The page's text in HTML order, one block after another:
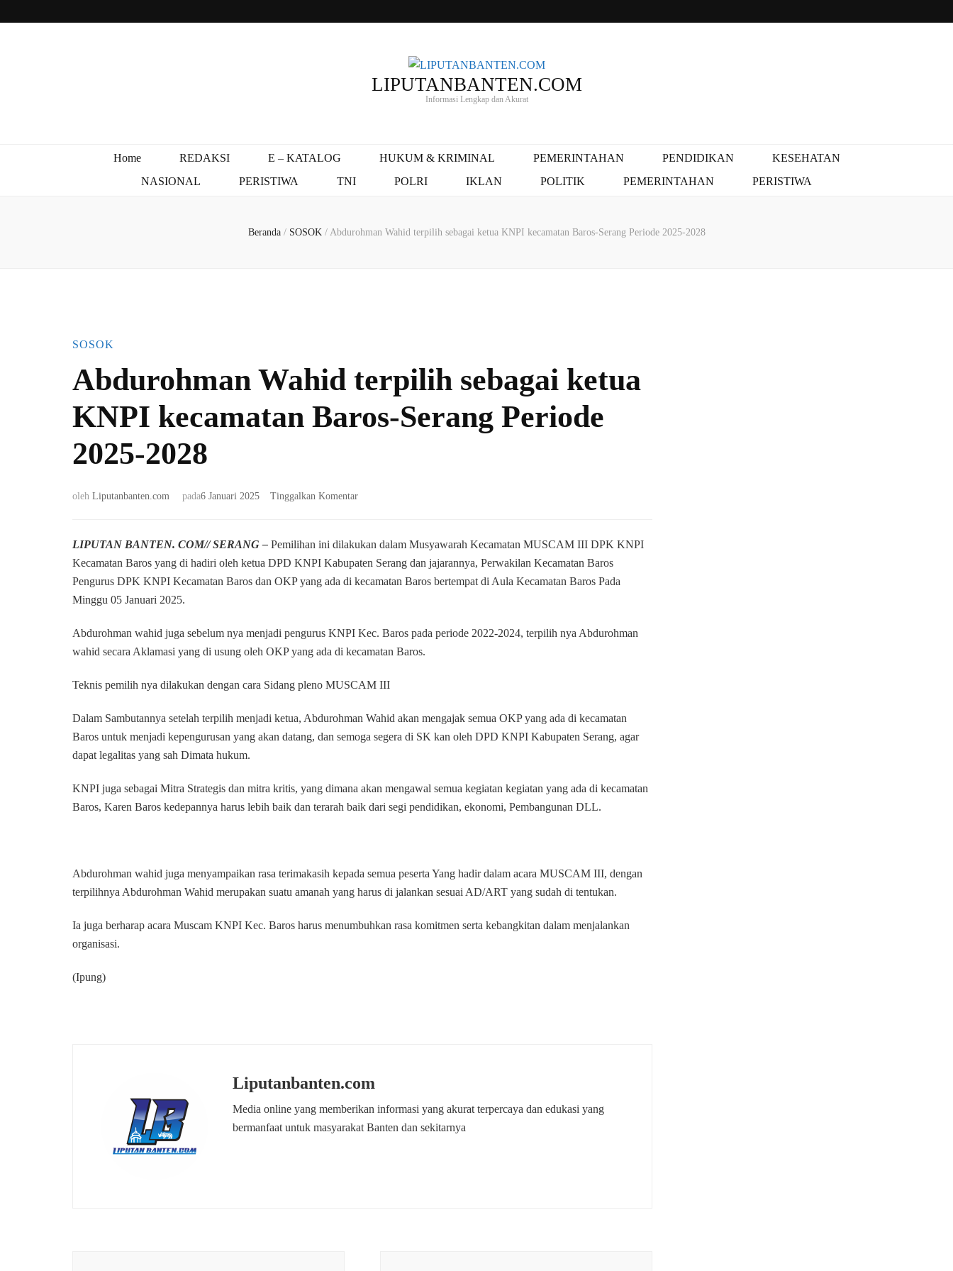
LIPUTANBANTEN.COM
Informasi Lengkap dan Akurat
Home REDAKSI E – KATALOG HUKUM & KRIMINAL PEMERINTAHAN PENDIDIKAN
KESEHATAN
NASIONAL
PERISTIWA TNI POLRI IKLAN POLITIK PEMERINTAHAN PERISTIWA
Beranda / SOSOK / Abdurohman Wahid terpilih sebagai ketua KNPI kecamatan Baros-Serang Periode 2025-2028
SOSOK
Abdurohman Wahid terpilih sebagai ketua
KNPI kecamatan Baros-Serang Periode
2025-2028
oleh Liputanbanten.com pada6 Januari 2025 Tinggalkan Komentarpada
terpilih
ketua
KNPI
Serang
LIPUTAN BANTEN. COM// SERANG – Pemilihan ini dilakukan dalam Musyawarah Kecamatan MUSCAM III DPK KNPI
Kecamatan Baros yang di hadiri oleh ketua DPD KNPI Kabupaten Serang dan jajarannya, Perwakilan Kecamatan Baros
Pengurus DPK KNPI Kecamatan Baros dan OKP yang ada di kecamatan Baros bertempat di Aula Kecamatan Baros Pada
Minggu 05 Januari 2025.
Abdurohman wahid juga sebelum nya menjadi pengurus KNPI Kec. Baros pada periode 2022-2024, terpilih nya Abdurohman
wahid secara Aklamasi yang di usung oleh OKP yang ada di kecamatan Baros.
Teknis pemilih nya dilakukan dengan cara Sidang pleno MUSCAM III
Dalam Sambutannya setelah terpilih menjadi ketua, Abdurohman Wahid akan mengajak semua OKP yang ada di kecamatan
Baros untuk menjadi kepengurusan yang akan datang, dan semoga segera di SK kan oleh DPD KNPI Kabupaten Serang, agar
dapat legalitas yang sah Dimata hukum.
KNPI juga sebagai Mitra Strategis dan mitra kritis, yang dimana akan mengawal semua kegiatan kegiatan yang ada di kecamatan
Baros, Karen Baros kedepannya harus lebih baik dan terarah baik dari segi pendidikan, ekonomi, Pembangunan DLL.
Abdurohman wahid juga menyampaikan rasa terimakasih kepada semua peserta Yang hadir dalam acara MUSCAM III, dengan
terpilihnya Abdurohman Wahid merupakan suatu amanah yang harus di jalankan sesuai AD/ART yang sudah di tentukan.
Ia juga berharap acara Muscam KNPI Kec. Baros harus menumbuhkan rasa komitmen serta kebangkitan dalam menjalankan
organisasi.
(Ipung)
Liputanbanten.com
Media online yang memberikan informasi yang akurat terpercaya dan edukasi yang
bermanfaat untuk masyarakat Banten dan sekitarnya